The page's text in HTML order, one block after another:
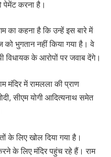
पेमेंट करना है।
का कहना है कि उन्हें इस बारे में
को भुगतान नहीं किया गया है। वे
विधायक के आरोपों पर जवाब देंगे।
मंदिर में रामलला की प्राण
सीएम योगी आदित्यनाथ समेत
के लिए खोल दिया गया है।
के लिए मंदिर पहुंच रहे हैं। राम